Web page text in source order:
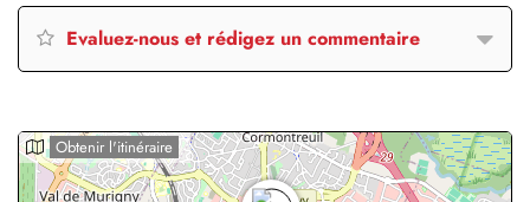
Evaluez-nous et rédigez un commentaire
Obtenir l'itinéraire